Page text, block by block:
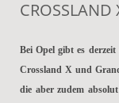
CROSSLAND
Bei Opel gibt es
Crossland X und
die aber zudem